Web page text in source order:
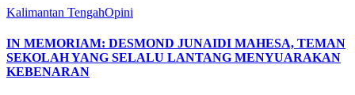
Kalimantan TengahOpini
IN MEMORIAM: DESMOND JUNAIDI MAHESA, TEMAN
SEKOLAH YANG SELALU LANTANG MENYUARAKAN
KEBENARAN